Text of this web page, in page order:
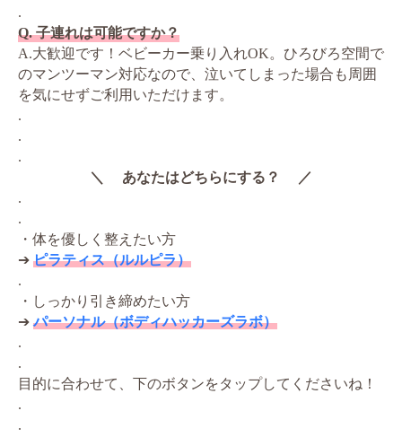
.
Q. 子連れは可能ですか？
A.大歓迎です！ベビーカー乗り入れOK。ひろびろ空間で
のマンツーマン対応なので、泣いてしまった場合も周囲
を気にせずご利用いただけます。
.
.
.
＼ あなたはどちらにする？ ／
.
.
・体を優しく整えたい方
➔ ピラティス（ルルピラ）
.
・しっかり引き締めたい方
➔パーソナル（ボディハッカーズラボ）
.
.
目的に合わせて、下のボタンをタップしてくださいね！
.
.